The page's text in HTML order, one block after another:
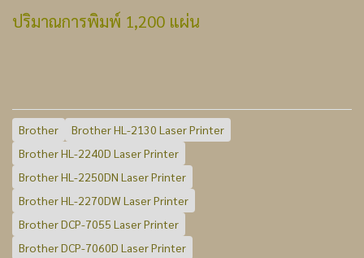
ปริมาณการพิมพ์ 1,200 แผ่น
Brother
Brother HL-2130 Laser Printer
Brother HL-2240D Laser Printer
Brother HL-2250DN Laser Printer
Brother HL-2270DW Laser Printer
Brother DCP-7055 Laser Printer
Brother DCP-7060D Laser Printer